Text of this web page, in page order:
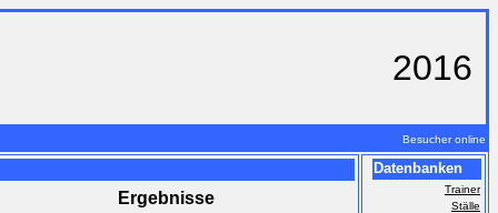
2016
Besucher online
Ergebnisse
Datenbanken
Trainer
Ställe